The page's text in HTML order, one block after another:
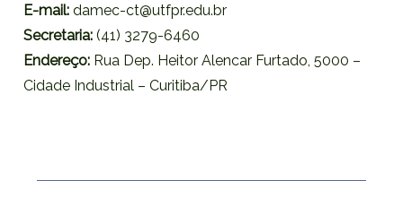
E-mail: damec-ct@utfpr.edu.br
Secretaria: (41) 3279-6460
Endereço: Rua Dep. Heitor Alencar Furtado, 5000 –
Cidade Industrial – Curitiba/PR